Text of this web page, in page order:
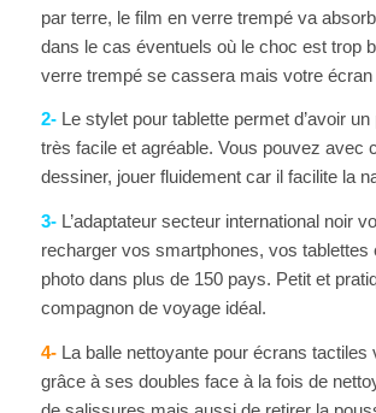
par terre, le film en verre trempé va
dans le cas éventuels où le choc est trop
verre trempé se cassera mais votre écran
2-Le stylet pour tablette permet d’avoir un
très facile et agréable. Vous pouvez avec
dessiner, jouer fluidement car il facilite la
3-L’adaptateur secteur international noir
recharger vos smartphones, vos tablettes
photo dans plus de 150 pays. Petit et
compagnon de voyage idéal.
4-La balle nettoyante pour écrans tactiles
grâce à ses doubles face à la fois de